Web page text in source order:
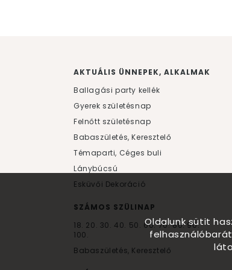
AKTUÁLIS ÜNNEPEK, ALKALMAK
Ballagási party kellék
Gyerek születésnap
Felnőtt születésnap
Babaszületés, Keresztelő
Témaparti, Céges buli
Lánybúcsú
Esküvői Dekoráció
SZÁMOS SZÜLINAP
18. 20. 30. 40. 50. 60.70.80.90.
100.
Babaszületés, Keresztelő
Oldalunk sütit